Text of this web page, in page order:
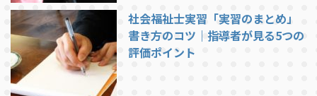
社会福祉士実習「実習のまとめ」
書き方のコツ｜指導者が見る5つの
評価ポイント